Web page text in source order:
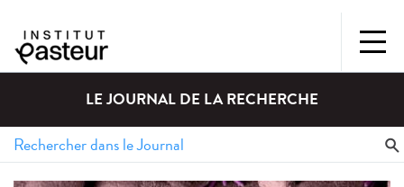
LE JOURNAL DE LA RECHERCHE